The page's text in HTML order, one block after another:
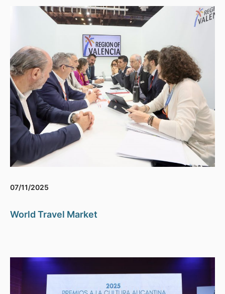
07/11/2025
World Travel Market